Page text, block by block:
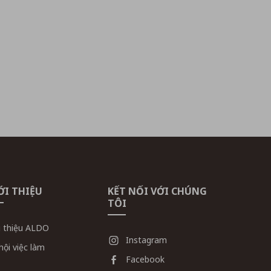
THIỆU
thiệu ALDO
việc làm
KẾT NỐI VỚI CHÚNG
TÔI
Instagram
Facebook